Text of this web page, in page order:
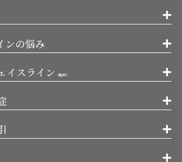
ンの悩み
イスライン （輪郭）